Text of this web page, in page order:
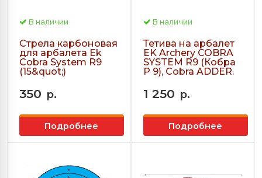
В наличии
Стрела карбоновая
для арбалета Ek
Cobra System R9
(15&quot;)
350 р.
Подробнее
В наличии
Тетива на арбалет
EK Archery COBRA
SYSTEM R9 (Кобра
Р 9), Cobra ADDER.
1 250 р.
Подробнее